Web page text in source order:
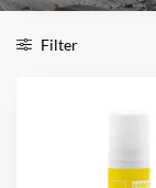
Filter